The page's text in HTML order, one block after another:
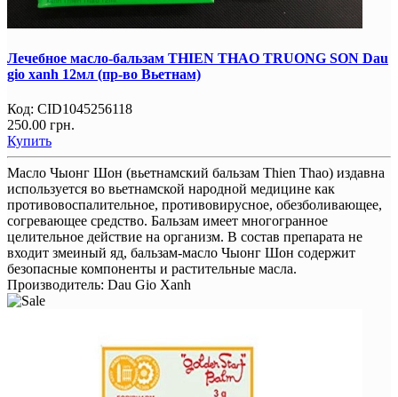
Лечебное масло-бальзам THIEN THAO TRUONG SON Dau
gio xanh 12мл (пр-во Вьетнам)
Код: CID1045256118
250.00 грн.
Купить
Масло Чыонг Шон (вьетнамский бальзам Thien Thao) издавна
используется во вьетнамской народной медицине как
противовоспалительное, противовирусное, обезболивающее,
согревающее средство. Бальзам имеет многогранное
целительное действие на организм. В состав препарата не
входит змеиный яд, бальзам-масло Чыонг Шон содержит
безопасные компоненты и растительные масла.
Производитель: Dau Gio Xanh